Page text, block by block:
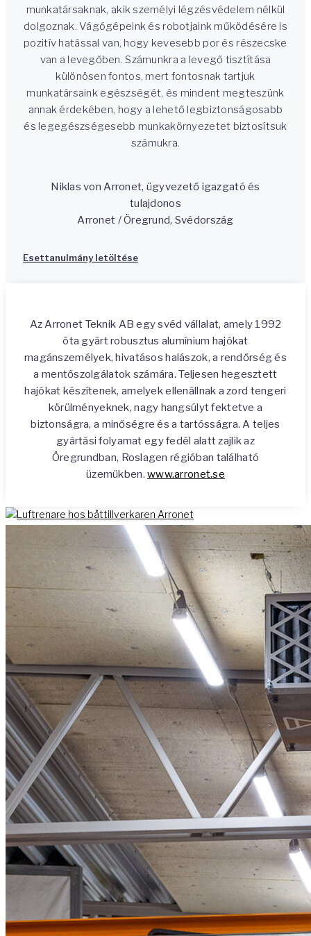
munkatársaknak, akik személyi légzésvédelem nélkül
dolgoznak. Vágógépeink és robotjaink működésére is
pozitív hatással van, hogy kevesebb por és részecske
van a levegőben. Számunkra a levegő tisztítása
különösen fontos, mert fontosnak tartjuk
munkatársaink egészségét, és mindent megteszünk
annak érdekében, hogy a lehető legbiztonságosabb
és legegészségesebb munkakörnyezetet biztosítsuk
számukra.
Niklas von Arronet, ügyvezető igazgató és
tulajdonos
Arronet / Öregrund, Svédország
Esettanulmány letöltése
Az Arronet Teknik AB egy svéd vállalat, amely 1992
óta gyárt robusztus alumínium hajókat
magánszemélyek, hivatásos halászok, a rendőrség és
a mentőszolgálatok számára. Teljesen hegesztett
hajókat készítenek, amelyek ellenállnak a zord tengeri
körülményeknek, nagy hangsúlyt fektetve a
biztonságra, a minőségre és a tartósságra. A teljes
gyártási folyamat egy fedél alatt zajlik az
Öregrundban, Roslagen régióban található
üzemükben.www.arronet.se